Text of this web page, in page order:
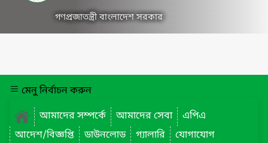
গণপ্রজাতন্ত্রী বাংলাদেশ সরকার
মেনু নির্বাচন করুন
আমাদের সম্পর্কে
আমাদের সেবা
এপিএ
আদেশ/বিজ্ঞপ্তি
ডাউনলোড গ্যালারি যোগাযোগ